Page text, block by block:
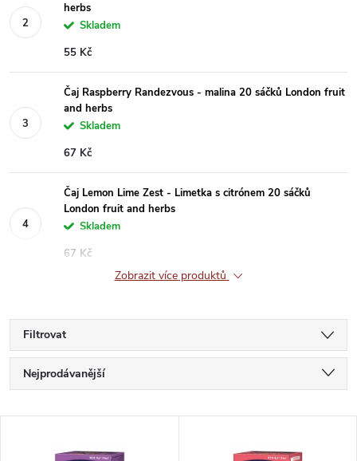
herbs
Skladem
55 Kč
Čaj Raspberry Randezvous - malina 20 sáčků London fruit
and herbs
Skladem
67 Kč
Čaj Lemon Lime Zest - Limetka s citrónem 20 sáčků
London fruit and herbs
Skladem
67 Kč
Zobrazit více produktů
Filtrovat
Ř
a
Nejprodávanější